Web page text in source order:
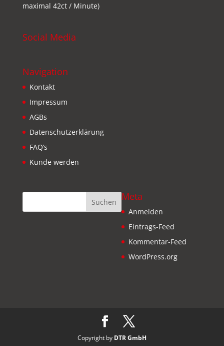
maximal 42ct / Minute)
Social Media
Navigation
Kontakt
Impressum
AGBs
Datenschutzerklärung
FAQ’s
Kunde werden
Meta
Anmelden
Eintrags-Feed
Kommentar-Feed
WordPress.org
Copyright by DTR GmbH